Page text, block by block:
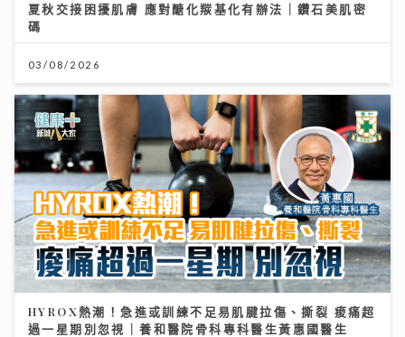
夏秋交接困擾肌膚 應對醣化羰基化有辦法｜鑽石美肌密
碼
03/08/2026
HYROX熱潮！急進或訓練不足易肌腱拉傷、撕裂 痠痛超
過一星期別忽視｜養和醫院骨科專科醫生黃惠國醫生